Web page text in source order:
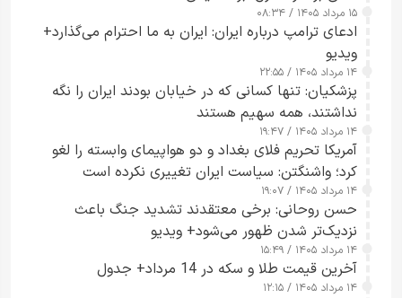
۱۵ مرداد ۱۴۰۵ / ۰۸:۳۴
ادعای ترامپ درباره ایران: ایران به ما احترام می‌گذارد+
ویدیو
۱۴ مرداد ۱۴۰۵ / ۲۲:۵۵
پزشکیان: تنها کسانی که در خیابان بودند ایران را نگه
نداشتند، همه سهیم هستند
۱۴ مرداد ۱۴۰۵ / ۱۹:۴۷
آمریکا تحریم فلای بغداد و دو هواپیمای وابسته را لغو
کرد؛ واشنگتن: سیاست ایران تغییری نکرده است
۱۴ مرداد ۱۴۰۵ / ۱۹:۰۷
حسن روحانی: برخی معتقدند تشدید جنگ باعث
نزدیک‌تر شدن ظهور می‌شود+ ویدیو
۱۴ مرداد ۱۴۰۵ / ۱۵:۴۹
آخرین قیمت طلا و سکه در 14 مرداد+ جدول
۱۴ مرداد ۱۴۰۵ / ۱۲:۱۵